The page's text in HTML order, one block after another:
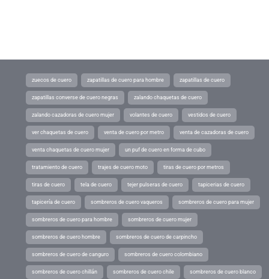
zuecos de cuero zapatillas de cuero para hombre zapatillas de cuero
zapatillas converse de cuero negras zalando chaquetas de cuero
zalando cazadoras de cuero mujer volantes de cuero vestidos de cuero
ver chaquetas de cuero venta de cuero por metro venta de cazadoras de cuero
venta chaquetas de cuero mujer un puf de cuero en forma de cubo
tratamiento de cuero trajes de cuero moto tiras de cuero por metros
tiras de cuero tela de cuero tejer pulseras de cuero tapicerias de cuero
tapicería de cuero sombreros de cuero vaqueros sombreros de cuero para mujer
sombreros de cuero para hombre sombreros de cuero mujer
sombreros de cuero hombre sombreros de cuero de carpincho
sombreros de cuero de canguro sombreros de cuero colombiano
sombreros de cuero chillán sombreros de cuero chile sombreros de cuero blanco